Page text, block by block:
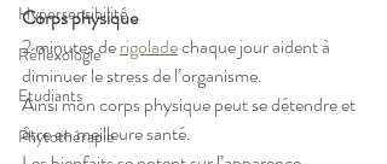
Hypersensibilité
Réflexologie
Etudiants
Phytothérapie
Corps physique
2 minutes de rigolade chaque jour aident à
diminuer le stress de l’organisme.
Ainsi mon corps physique peut se détendre et
être en meilleure santé.